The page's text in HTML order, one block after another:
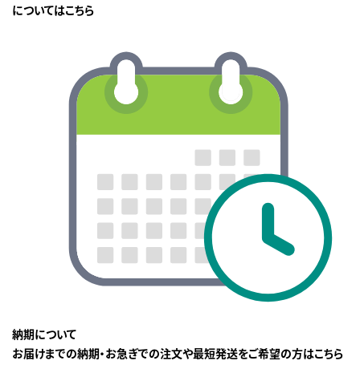
についてはこちら
納期について
お届けまでの納期・お急ぎでの注文や最短発送をご希望の方はこちら